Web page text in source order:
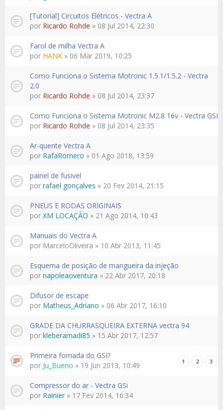
[Tutorial] Circuitos Elétricos - Vectra A
por Ricardo Rohde » 08 Jul 2014, 22:30
Farol de milha Vectra A
por HANK » 06 Mar 2019, 10:25
Como Funciona o Sistema Motronic 1.5.1/1.5.2 - Vectra
2.0
por Ricardo Rohde » 08 Jul 2014, 23:37
Como Funciona o Sistema Motronic M2.8 16v - Vectra GSI
por Ricardo Rohde » 08 Jul 2014, 23:35
Ar-quente Vectra A
por RafaRomero » 01 Ago 2018, 13:59
painel de fusivel
por rafael gonçalves » 20 Fev 2014, 21:15
PNEUS E RODAS ORIGINAIS
por XM LOCAÇÃO » 21 Ago 2014, 10:43
Manuais do Vectra A
por MarceloOliveira » 10 Abr 2013, 11:45
Esquema de posição de mangueira da injeção
por napoleaoventura » 22 Abr 2017, 20:18
Difusor de escape
por Matheus_Adriano » 06 Abr 2017, 16:10
GRADE DA CHURRASQUEIRA EXTERNA vectra 94
por kleberamadi85 » 15 Abr 2017, 12:57
Primeira fornada do GSI?
1 2 3
por Ju_Bueno » 19 Jun 2013, 10:49
Compressor do ar - Vectra GSi
por Rainier » 17 Fev 2014, 16:34